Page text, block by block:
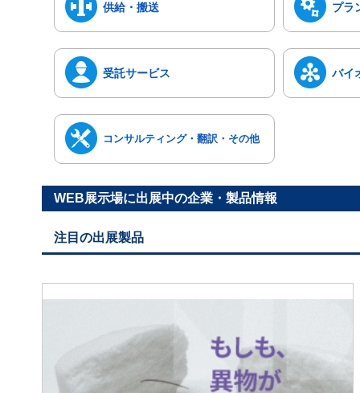
供給・搬送 プラ
受託サービス バイ
コンサルティング・翻訳・その他
WEB展示場に出展中の企業・製品情報
注目の出展製品